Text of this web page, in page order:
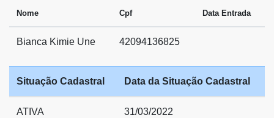
Nome Cpf Data Entrada
Bianca Kimie Une 42094136825
Situação Cadastral Data da Situação Cadastral
ATIVA 31/03/2022